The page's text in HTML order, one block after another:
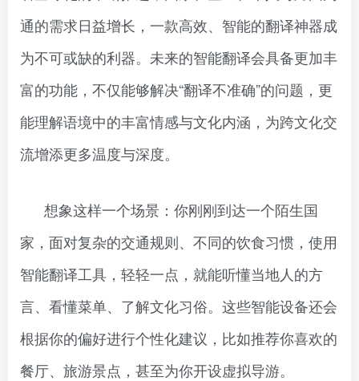
通的需求日益增长，一款高效、智能的翻译神器成
为不可或缺的利器。未来的智能翻译会具备更加丰
富的功能，不仅能够解决“翻译不准确”的问题，更
能理解语境中的丰富情感与文化内涵，为跨文化交
流增添更多温度与深度。
想象这样一个场景：你刚刚到达一个陌生国
家，面对复杂的交通规则、不同的饮食习惯，使用
智能翻译工具，轻轻一点，就能听懂当地人的方
言、看懂菜单、了解文化习俗。这些智能设备还会
根据你的偏好进行个性化建议，比如推荐你喜欢的
餐厅、旅游景点，甚至为你开设虚拟导游。